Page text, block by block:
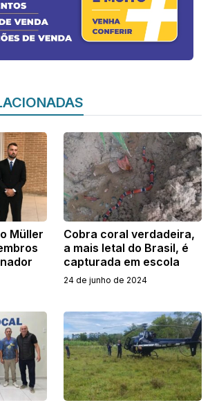
Müller
Cobra coral verdadeira,
a mais letal do Brasil, é
capturada em escola
24 de junho de 2024